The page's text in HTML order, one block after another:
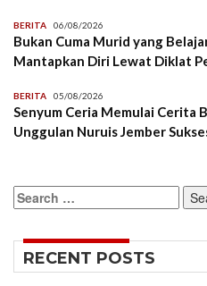
BERITA 06/08/2026
Bukan Cuma Murid yang
Mantapkan Diri Lewat Diklat
BERITA 05/08/2026
Senyum Ceria Memulai Cerita
Unggulan Nuruis Jember
Search
for:
RECENT POSTS